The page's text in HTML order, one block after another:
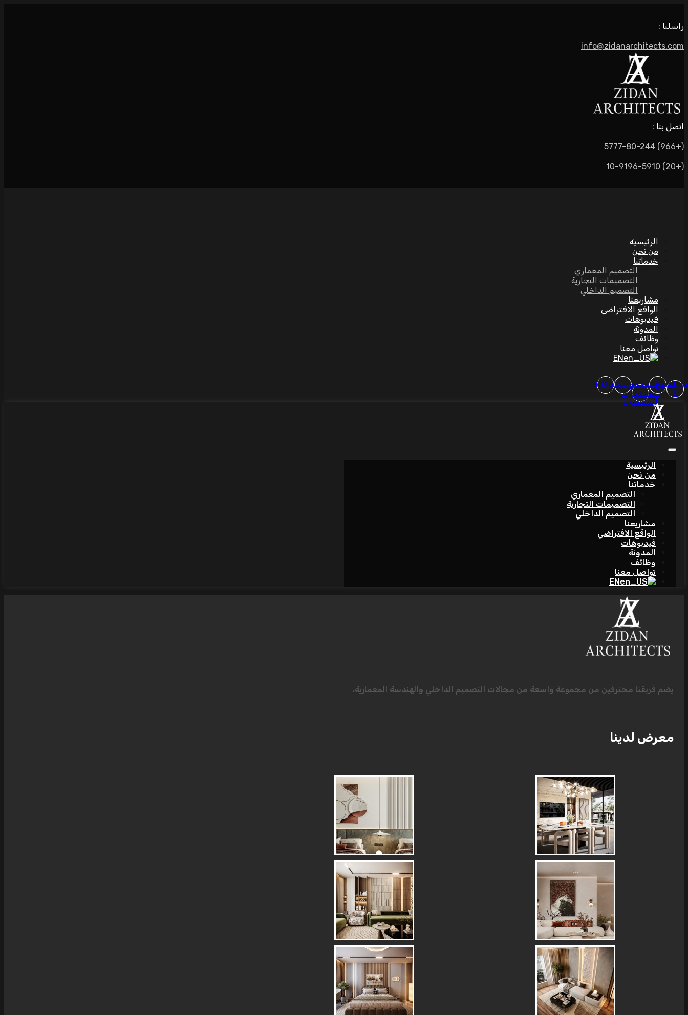
راسلنا :
info@zidanarchitects.com
اتصل بنا :
(+966) 5777-80-244
(+20) 10-9196-5910
الرئيسية
من نحن
خدماتنا
التصميم المعماري
التصميمات التجارية
التصميم الداخلي
مشاريعنا
الواقع الافتراضي
فيديوهات
المدونة
وظائف
تواصل معنا
EN
f
بينتيريستصفحة
الانستجرام
الخاصة بنا
يوتيوبTiktok
الرئيسية
من نحن
خدماتنا
التصميم المعماري
التصميمات التجارية
التصميم الداخلي
مشاريعنا
الواقع الافتراضي
فيديوهات
المدونة
وظائف
تواصل معنا
EN
يضم فريقنا محترفين من مجموعة واسعة من مجالات التصميم الداخلي والهندسة المعمارية.
معرض لدينا